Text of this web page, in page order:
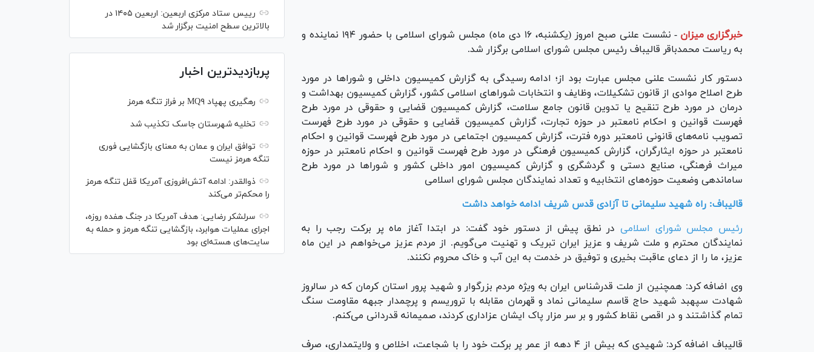
خبرگزاری میزان -
نشست علنی صبح امروز (یکشنبه، ۱۶ دی ماه) مجلس شورای اسلامی با حضور ۱۹۴ نماینده و
به ریاست محمدباقر قالیباف رئیس مجلس شورای اسلامی برگزار شد.
دستور کار نشست علنی مجلس عبارت بود از؛ ادامه رسیدگی به گزارش کمیسیون داخلی و شورا‌ها در مورد
طرح اصلاح موادی از قانون تشکیلات، وظایف و انتخابات شورا‌های اسلامی کشور، گزارش کمیسیون بهداشت و
درمان در مورد طرح تنقیح یا تدوین قانون جامع سلامت، گزارش کمیسیون قضایی و حقوقی در مورد طرح
فهرست قوانین و احکام نامعتبر در حوزه تجارت، گزارش کمیسیون قضایی و حقوقی در مورد طرح فهرست
تصویب نامه‌های قانونی نامعتبر دوره فترت، گزارش کمیسیون اجتماعی در مورد طرح فهرست قوانین و احکام
نامعتبر در حوزه ایثارگران، گزارش کمیسیون فرهنگی در مورد طرح فهرست قوانین و احکام نامعتبر در حوزه
میراث فرهنگی، صنایع دستی و گردشگری و گزارش کمیسیون امور داخلی کشور و شورا‌ها در مورد طرح
ساماندهی وضعیت حوزه‌های انتخابیه و تعداد نمایندگان مجلس شورای اسلامی
قالیباف: راه شهید سلیمانی تا آزادی قدس شریف ادامه خواهد داشت
رئیس مجلس شورای اسلامی در نطق پیش از دستور خود گفت: در ابتدا آغاز ماه پر برکت رجب را به
نمایندگان محترم و ملت شریف و عزیز ایران تبریک و تهنیت می‌گویم. از مردم عزیز می‌خواهم در این ماه
عزیز، ما را از دعای عاقبت بخیری و توفیق در خدمت به این آب و خاک محروم نکنند.
وی اضافه کرد: همچنین از ملت قدرشناس ایران به ویژه مردم بزرگوار و شهید پرور استان کرمان که در سالروز
شهادت سپهبد شهید حاج قاسم سلیمانی نماد و قهرمان مقابله با تروریسم و پرچمدار جبهه مقاومت سنگ
تمام گذاشتند و در اقصی نقاط کشور و بر سر مزار پاک ایشان عزاداری کردند، صمیمانه قدردانی می‌کنم.
قالیباف اضافه کرد: شهیدی که بیش از ۴ دهه از عمر پر برکت خود را با شجاعت، اخلاص و ولایتمداری، صرف
رییس ستاد مرکزی اربعین: اربعین ۱۴۰۵ در
بالاترین سطح امنیت برگزار شد
پربازدیدترین اخبار
رهگیری پهپاد MQ۹ بر فراز تنگه هرمز
تخلیه شهرستان جاسک تکذیب شد
توافق ایران و عمان به معنای بازگشایی فوری
تنگه هرمز نیست
ذوالقدر: ادامه آتش‌افروزی آمریکا قفل تنگه هرمز
را محکم‌تر می‌کند
سرلشکر رضایی: هدف آمریکا در جنگ هفده روزه،
اجرای عملیات هوابرد، بازگشایی تنگه هرمز و حمله به
سایت‌های هسته‌ای بود